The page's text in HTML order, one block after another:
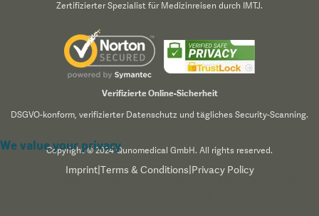
Zertifizierter Spezialist für Medizinreisen durch IMTJ.
Verifizierte Online-Sicherheit
DSGVO-konform, verifizierter Datenschutz und tägliches Security-Scanning.
Copyright © 2024 Qunomedical GmbH. All rights reserved.
Imprint| Terms & Conditions Privacy Policy
We value your privacy
We use cookies to enhance your browsing experience,